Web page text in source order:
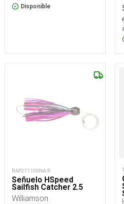
Disponible
RAP271109NA-R
Señuelo HSpeed
Sailfish Catcher 2.5
Williamson